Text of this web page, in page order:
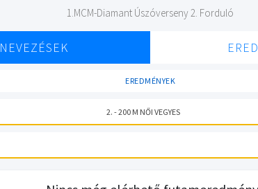
1.MCM-Diamant Úszóverseny 2. Forduló
NEVEZÉSEK
EREDMÉNYEK
2. - 200 M NŐI VEGYES